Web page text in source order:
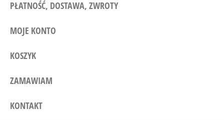
PŁATNOŚĆ, DOSTAWA, ZWROTY
MOJE KONTO
KOSZYK
ZAMAWIAM
KONTAKT